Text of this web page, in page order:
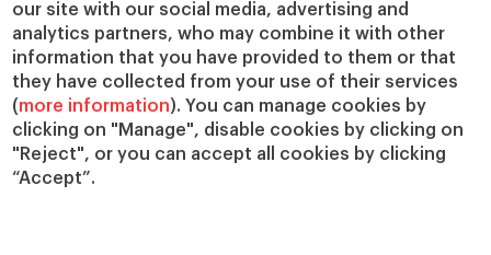
our site with our social media, advertising and
analytics partners, who may combine it with other
information that you have provided to them or that
they have collected from your use of their services
(more information). You can manage cookies by
clicking on "Manage", disable cookies by clicking on
"Reject", or you can accept all cookies by clicking
“Accept”.